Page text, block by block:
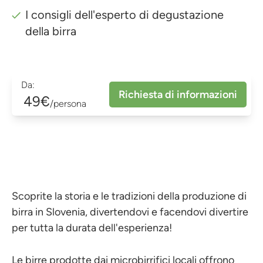
I consigli dell'esperto di degustazione
della birra
Da:
49€/persona
Richiesta di informazioni
Scoprite la storia e le tradizioni della produzione di
birra in Slovenia, divertendovi e facendovi divertire
per tutta la durata dell'esperienza!
Le birre prodotte dai microbirrifici locali offrono